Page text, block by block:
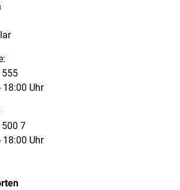
555
18:00 Uhr
7
18:00 Uhr